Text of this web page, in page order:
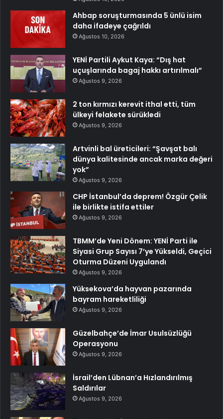
Ahbap soruşturmasında 5 ünlü isim
daha ifadeye çağrıldı
Ağustos 10, 2026
YENİ Partili Aykut Kaya: “Dış hat
uçuşlarında bagaj hakkı artırılmalı”
Ağustos 9, 2026
2 ton kırmızı kerevit ithal etti, tüm
ülkeyi felakete sürükledi
Ağustos 9, 2026
Artvinli bal üreticileri: “Şavşat balı
dünya kalitesinde ancak marka değeri
yok”
Ağustos 9, 2026
CHP İstanbul’da deprem! Özgür Çelik
ile birlikte istifa ettiler
Ağustos 9, 2026
TBMM’de Yeni Dönem: YENİ Parti ile
Siyasi Grup Sayısı 7’ye Yükseldi, Geçici
Oturma Düzeni Uygulandı
Ağustos 9, 2026
Yüksekova’da hayvan pazarında
bayram hareketliliği
Ağustos 9, 2026
Güzelbahçe’de İmar Usulsüzlüğü
Operasyonu
Ağustos 9, 2026
İsrail’den Lübnan’a Hızlandırılmış
Saldırılar
Ağustos 9, 2026